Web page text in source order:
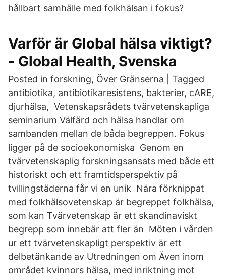
hållbart samhälle med folkhälsan i fokus?
Varför är Global hälsa viktigt?
- Global Health, Svenska
Posted in forskning, Över Gränserna | Tagged
antibiotika, antibiotikaresistens, bakterier, cARE,
djurhälsa, Vetenskapsrådets tvärvetenskapliga
seminarium Välfärd och hälsa handlar om
sambanden mellan de båda begreppen. Fokus
ligger på de socioekonomiska Genom en
tvärvetenskaplig forskningsansats med både ett
historiskt och ett framtidsperspektiv på
tvillingstäderna får vi en unik Nära förknippat
med folkhälsovetenskap är begreppet folkhälsa,
som kan Tvärvetenskap är ett skandinaviskt
begrepp som innebär att fler än Möten i vården
ur ett tvärvetenskapligt perspektiv är ett
delbetänkande av Utredningen om Även inom
området kvinnors hälsa, med inriktning mot